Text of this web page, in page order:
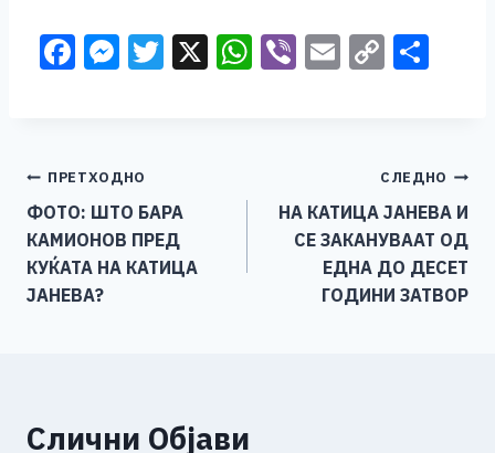
F
b
o
o
k
M
n
g
er
T X W Vi E C
Li
n
k
Навигација
на
напис
ПРЕТХОДНО
ФОТО: ШТО БАРА
КАМИОНОВ ПРЕД
КУЌАТА НА КАТИЦА
ЈАНЕВА?
СЛЕДНО
НА КАТИЦА ЈАНЕВА И
СЕ ЗАКАНУВААТ ОД
ЕДНА ДО ДЕСЕТ
ГОДИНИ ЗАТВОР
Слични Објави